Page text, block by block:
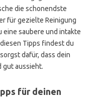
die schonendste
für gezielte Reinigung
saubere und intakte
Tipps findest du
dafür, dass dein
aussieht.
für deinen